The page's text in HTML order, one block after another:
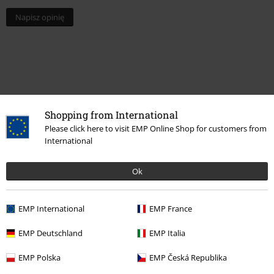
Shopping from International
Please click here to visit EMP Online Shop for customers from
International
Ok
EMP International EMP France
EMP Deutschland EMP Italia
EMP Polska EMP Česká Republika
Napisz opinię
Więcej kategorii. Więcej możliwości.
Odzież Spodnie z materiału
Odzież
Nowości Spodnie & Krótkie spodenki